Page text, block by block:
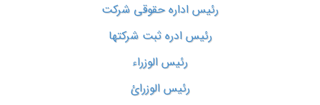
رئیس اداره حقوقی شرکت
رئیس ادره ثبت شرکتها
رئیس الوزراء
رئیس الوزرائ